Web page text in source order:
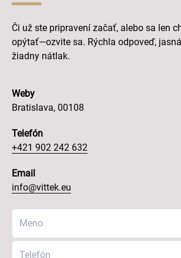
Či už ste pripravení začať, alebo sa len
opýtať—ozvite sa. Rýchla odpoveď,
žiadny nátlak.
Weby
Bratislava, 00108
Telefón
+421 902 242 632
Email
info@vittek.eu